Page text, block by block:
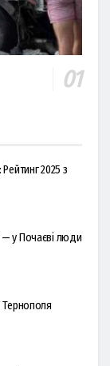
2025 з
у Почаєві люди
Тернополя